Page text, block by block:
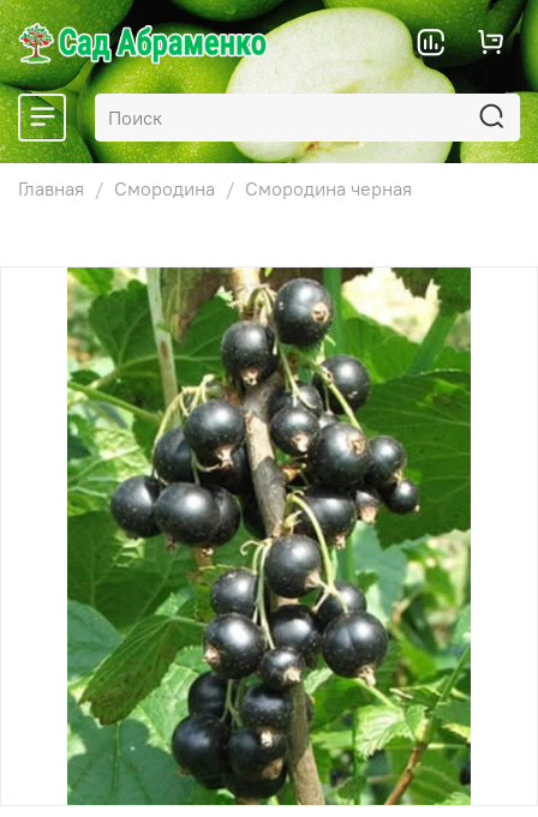
Главная Смородина Смородина черная